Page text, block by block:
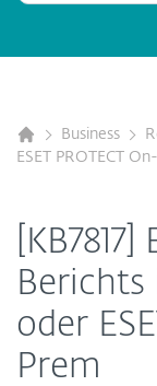
Business
ESET PROTECT
Berichts
oder
Prem